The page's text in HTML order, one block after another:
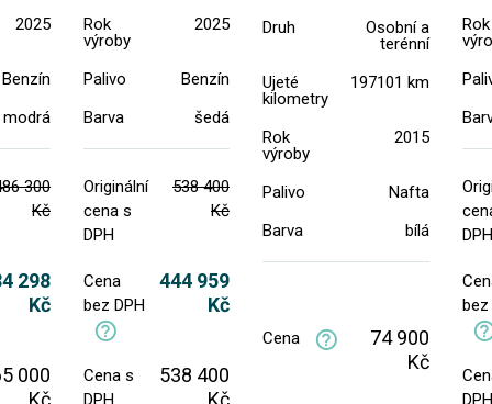
2025
Benzín
modrá
300
Kč
298
Kč
000
Kč
Rok
výroby
2025
Palivo
Benzín
Barva
šedá
Originální
cena s
DPH
538 400
Kč
Cena
bez DPH
444 959
Kč
Cena s
DPH
538 400
Kč
Druh
Osobní a
terénní
Ujeté
kilometry
197101 km
Rok
výroby
2015
Palivo
Nafta
Barva
bílá
Cena
74 900
Kč
Rok
DPH
bez
DPH